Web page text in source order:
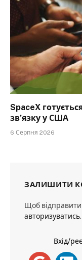
SpaceX
зв’язку у США
6 Серпня 2026
ЗАЛИШИТИ
Щоб
авторизуватись.
Вхід/